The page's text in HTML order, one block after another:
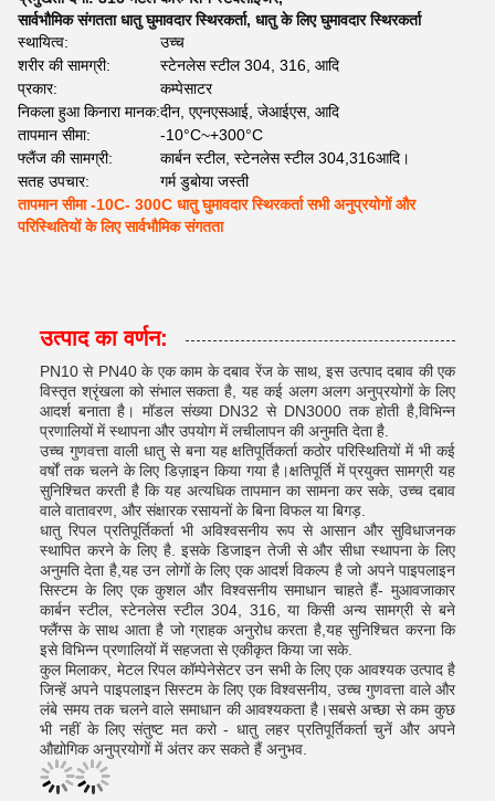
सार्वभौमिक संगतता धातु घुमावदार स्थिरकर्ता, धातु के लिए घुमावदार स्थिरकर्ता
स्थायित्व:
उच्च
शरीर की सामग्री:
स्टेनलेस स्टील 304, 316, आदि
प्रकार:
कम्पेसाटर
निकला हुआ किनारा मानक:दीन, एएनएसआई, जेआईएस, आदि
तापमान सीमा:
-10°C~+300°C
फ्लैंज की सामग्री:
कार्बन स्टील, स्टेनलेस स्टील 304,316आदि।
सतह उपचार:
गर्म डुबोया जस्ती
तापमान सीमा -10C- 300C धातु घुमावदार स्थिरकर्ता सभी अनुप्रयोगों और
परिस्थितियों के लिए सार्वभौमिक संगतता
उत्पाद का वर्णन:
PN10 से PN40 के एक काम के दबाव रेंज के साथ, इस उत्पाद दबाव की एक
विस्तृत श्रृंखला को संभाल सकता है, यह कई अलग अलग अनुप्रयोगों के लिए
आदर्श बनाता है। मॉडल संख्या DN32 से DN3000 तक होती है,विभिन्न
प्रणालियों में स्थापना और उपयोग में लचीलापन की अनुमति देता है.
उच्च गुणवत्ता वाली धातु से बना यह क्षतिपूर्तिकर्ता कठोर परिस्थितियों में भी कई
वर्षों तक चलने के लिए डिज़ाइन किया गया है।क्षतिपूर्ति में प्रयुक्त सामग्री यह
सुनिश्चित करती है कि यह अत्यधिक तापमान का सामना कर सके, उच्च दबाव
वाले वातावरण, और संक्षारक रसायनों के बिना विफल या बिगड़.
धातु रिपल प्रतिपूर्तिकर्ता भी अविश्वसनीय रूप से आसान और सुविधाजनक
स्थापित करने के लिए है. इसके डिजाइन तेजी से और सीधा स्थापना के लिए
अनुमति देता है,यह उन लोगों के लिए एक आदर्श विकल्प है जो अपने पाइपलाइन
सिस्टम के लिए एक कुशल और विश्वसनीय समाधान चाहते हैं- मुआवजाकार
कार्बन स्टील, स्टेनलेस स्टील 304, 316, या किसी अन्य सामग्री से बने
फ्लैंग्स के साथ आता है जो ग्राहक अनुरोध करता है,यह सुनिश्चित करना कि
इसे विभिन्न प्रणालियों में सहजता से एकीकृत किया जा सके.
कुल मिलाकर, मेटल रिपल कॉम्पेनेसेटर उन सभी के लिए एक आवश्यक उत्पाद है
जिन्हें अपने पाइपलाइन सिस्टम के लिए एक विश्वसनीय, उच्च गुणवत्ता वाले और
लंबे समय तक चलने वाले समाधान की आवश्यकता है।सबसे अच्छा से कम कुछ
भी नहीं के लिए संतुष्ट मत करो - धातु लहर प्रतिपूर्तिकर्ता चुनें और अपने
औद्योगिक अनुप्रयोगों में अंतर कर सकते हैं अनुभव.